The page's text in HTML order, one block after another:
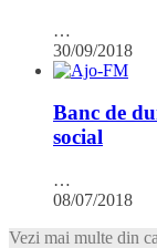
…
30/09/2018
Banc de
social
…
08/07/2018
Vezi mai multe din